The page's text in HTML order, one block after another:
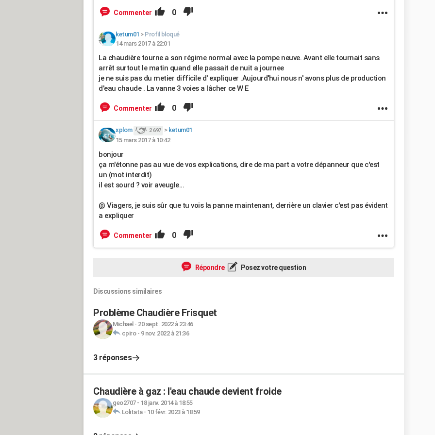
Commenter 0
ketum01 > Profil bloqué
14 mars 2017 à 22:01
La chaudière tourne a son régime normal avec la pompe neuve. Avant elle tournait sans
arrêt surtout le matin quand elle passait de nuit a journee
je ne suis pas du metier difficile d' expliquer .Aujourd'hui nous n' avons plus de production
d'eau chaude . La vanne 3 voies a lâcher ce W E
Commenter 0
xplom 2 697 > ketum01
15 mars 2017 à 10:42
bonjour
ça m'étonne pas au vue de vos explications, dire de ma part a votre dépanneur que c'est
un (mot interdit)
il est sourd ? voir aveugle...
@ Viagers, je suis sûr que tu vois la panne maintenant, derrière un clavier c'est pas évident
a expliquer
Commenter 0
Répondre Posez votre question
Discussions similaires
Problème Chaudière Frisquet
Michael- 20 sept. 2022 à 23:46
cpiro- 9 nov. 2022 à 21:36
3 réponses
Chaudière à gaz : l'eau chaude devient froide
geo2707- 18 janv. 2014 à 18:55
Lolitata- 10 févr. 2023 à 18:59